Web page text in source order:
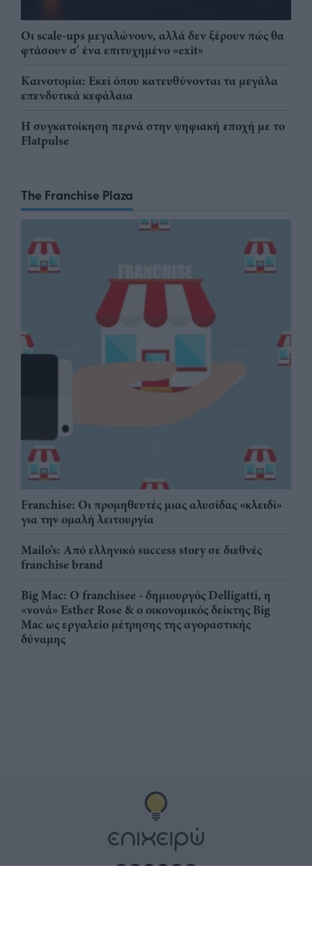
Οι scale-ups μεγαλώνουν, αλλά δεν ξέρουν πώς θα
φτάσουν σ' ένα επιτυχημένο «exit»
Καινοτομία: Εκεί όπου κατευθύνονται τα μεγάλα
επενδυτικά κεφάλαια
Η συγκατοίκηση περνά στην ψηφιακή εποχή με το
Flatpulse
The Franchise Plaza
Franchise: Οι προμηθευτές μιας αλυσίδας «κλειδί»
για την ομαλή λειτουργία
Mailo’s: Από ελληνικό success story σε διεθνές
franchise brand
Big Mac: Ο franchisee - δημιουργός Delligatti, η
«νονά» Esther Rose & ο οικονομικός δείκτης Big
Mac ως εργαλείο μέτρησης της αγοραστικής
δύναμης